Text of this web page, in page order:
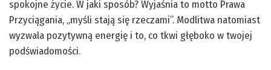
spokojne życie. W jaki sposób? Wyjaśnia to motto Prawa
Przyciągania, „myśli stają się rzeczami”. Modlitwa natomiast
wyzwala pozytywną energię i to, co tkwi głęboko w twojej
podświadomości.